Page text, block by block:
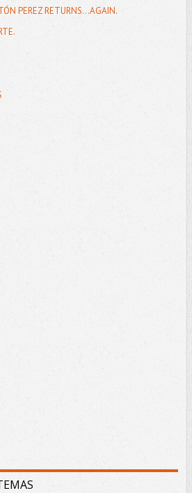
PEREZ RETURNS...AGAIN.